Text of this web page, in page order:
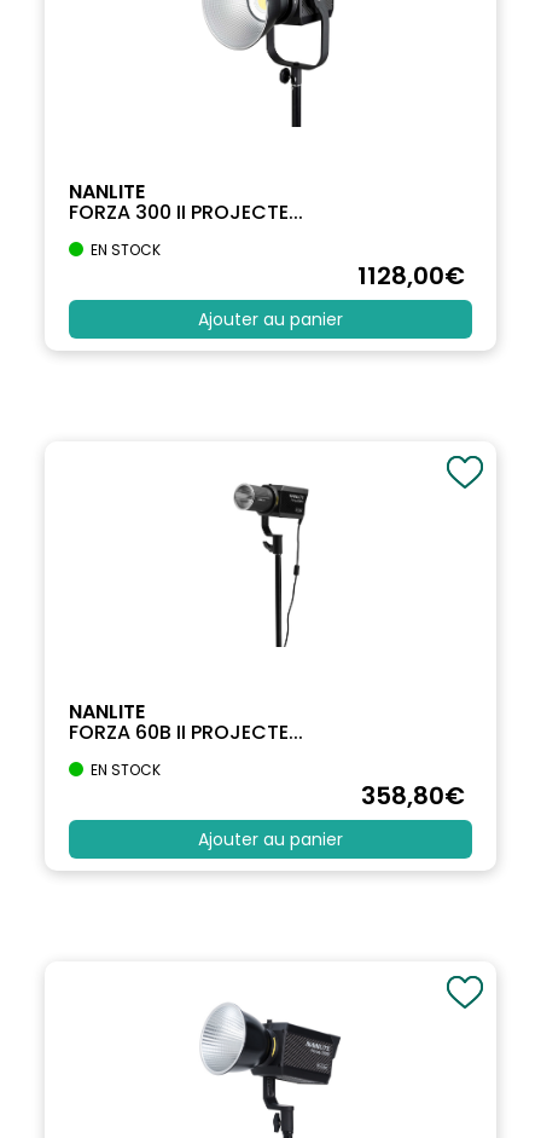
NANLITE
FORZA 300 II PROJECTE...
EN STOCK
1128,00€
Ajouter au panier
NANLITE
FORZA 60B II PROJECTE...
EN STOCK
358,80€
Ajouter au panier